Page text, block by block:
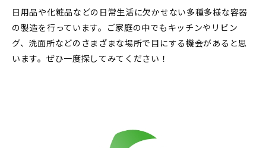
日用品や化粧品などの日常生活に欠かせない多種多様な容器
の製造を行っています。ご家庭の中でもキッチンやリビン
グ、洗面所などのさまざまな場所で目にする機会があると思
います。ぜひ一度探してみてください！